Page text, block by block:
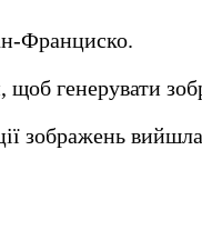
Франциско.
щоб генерувати
зображень